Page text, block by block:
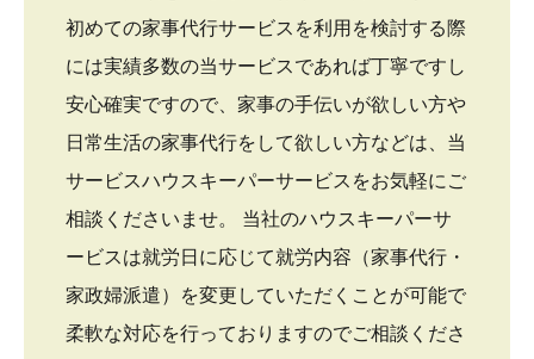
初めての家事代行サービスを利用を検討する際
には実績多数の当サービスであれば丁寧ですし
安心確実ですので、家事の手伝いが欲しい方や
日常生活の家事代行をして欲しい方などは、当
サービスハウスキーパーサービスをお気軽にご
相談くださいませ。 当社のハウスキーパーサ
ービスは就労日に応じて就労内容（家事代行・
家政婦派遣）を変更していただくことが可能で
柔軟な対応を行っておりますのでご相談くださ